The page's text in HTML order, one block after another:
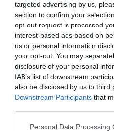
targeted advertising by us,
section to confirm your
opt-out request is processed
interest-based ads based on
us or personal information
your opt-out. You may
disclosure of your personal
IAB’s list of downstream
also be disclosed by us to third
Downstream Participants that
Personal Data Processing